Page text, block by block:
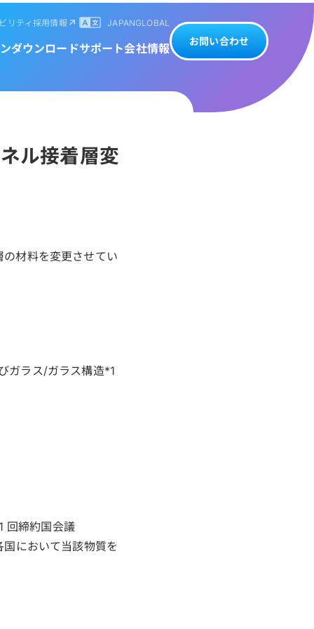
リティ採用情報 JAPANGLOBAL
ダウンロードサポート会社情報
お問い合わせ
ル接着層変
材料を変更させてい
ガラス/ガラス構造*1
回締約国会議
国において当該物質を